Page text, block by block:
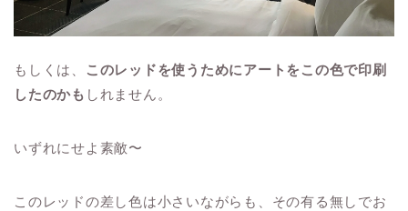
もしくは、
このレッドを使うためにアートをこの色で印刷
したのかも しれません。
いずれにせよ素敵〜
このレッドの差し色は小さいながらも、その有る無しでお